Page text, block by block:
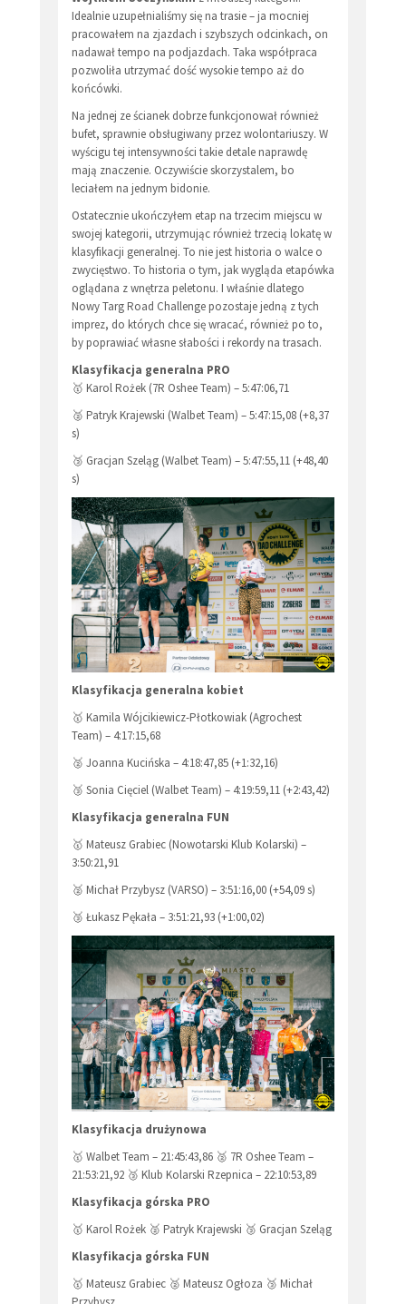
Idealnie uzupełnialiśmy się na trasie – ja mocniej
pracowałem na zjazdach i szybszych odcinkach, on
nadawał tempo na podjazdach. Taka współpraca
pozwoliła utrzymać dość wysokie tempo aż do
końcówki.
Na jednej ze ścianek dobrze funkcjonował również
bufet, sprawnie obsługiwany przez wolontariuszy. W
wyścigu tej intensywności takie detale naprawdę
mają znaczenie. Oczywiście skorzystalem, bo
leciałem na jednym bidonie.
Ostatecznie ukończyłem etap na trzecim miejscu w
swojej kategorii, utrzymując również trzecią lokatę w
klasyfikacji generalnej. To nie jest historia o walce o
zwycięstwo. To historia o tym, jak wygląda etapówka
oglądana z wnętrza peletonu. I właśnie dlatego
Nowy Targ Road Challenge pozostaje jedną z tych
imprez, do których chce się wracać, również po to,
by poprawiać własne słabości i rekordy na trasach.
Klasyfikacja generalna PRO
🥇 Karol Rożek (7R Oshee Team) – 5:47:06,71
🥈 Patryk Krajewski (Walbet Team) – 5:47:15,08 (+8,37
s)
🥉 Gracjan Szeląg (Walbet Team) – 5:47:55,11 (+48,40
s)
Klasyfikacja generalna kobiet
🥇 Kamila Wójcikiewicz-Płotkowiak (Agrochest
Team) – 4:17:15,68
🥈 Joanna Kucińska – 4:18:47,85 (+1:32,16)
🥉 Sonia Cięciel (Walbet Team) – 4:19:59,11 (+2:43,42)
Klasyfikacja generalna FUN
🥇 Mateusz Grabiec (Nowotarski Klub Kolarski) –
3:50:21,91
🥈 Michał Przybysz (VARSO) – 3:51:16,00 (+54,09 s)
🥉 Łukasz Pękała – 3:51:21,93 (+1:00,02)
Klasyfikacja drużynowa
🥇 Walbet Team – 21:45:43,86 🥈 7R Oshee Team –
21:53:21,92 🥉 Klub Kolarski Rzepnica – 22:10:53,89
Klasyfikacja górska PRO
🥇 Karol Rożek 🥈 Patryk Krajewski 🥉 Gracjan Szeląg
Klasyfikacja górska FUN
🥇 Mateusz Grabiec 🥈 Mateusz Ogłoza 🥉 Michał